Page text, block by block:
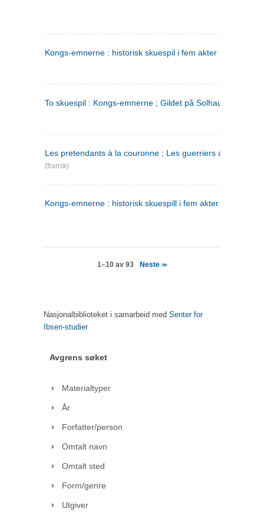
Kongs-emnerne : historisk skuespil i fem akter
To skuespil : Kongs-emnerne ; Gildet på Solhaug
Les pretendants à la couronne ; Les guerriers a Helgeland
(fransk)
Kongs-emnerne : historisk skuespill i fem akter
1–10 av 93 Neste>>
Nasjonalbiblioteket i samarbeid med Senter for
Ibsen-studier
Avgrens søket
Materialtyper
År
Forfatter/person
Omtalt navn
Omtalt sted
Form/genre
Utgiver